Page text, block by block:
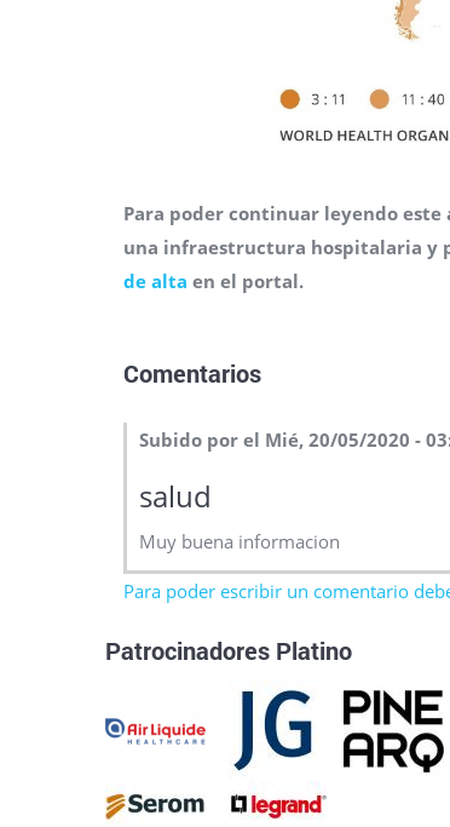
Para poder continuar leyendo
una infraestructura hospitalaria y
de alta en el portal.
Comentarios
Subido por el Mié, 20/05/2020 -
salud
Muy buena informacion
Para poder escribir un comentario
Patrocinadores Platino